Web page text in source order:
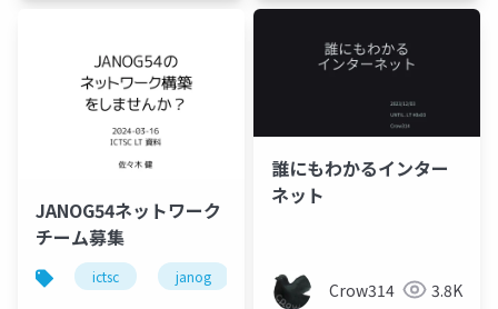
ク
JANOG54ネットワーク
チーム募集
ictsc janog インターネット
誰にもわかるインター
ネット
Crow314 3.8K